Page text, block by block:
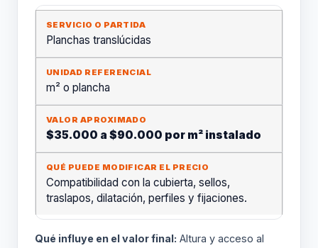
Planchas translúcidas
m² o plancha
$35.000 a $90.000 por m² instalado
Compatibilidad con la cubierta, sellos,
traslapos, dilatación, perfiles y fijaciones.
Qué influye en el valor final: Altura y acceso al